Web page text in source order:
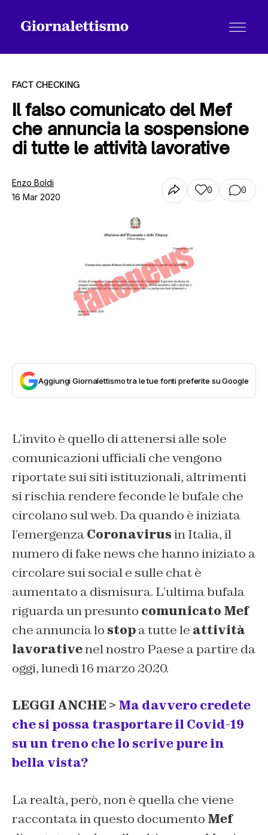
Tutti gli articoli
Chi siamo
FACT CHECKING
Il falso comunicato del Mef
che annuncia la sospensione
di tutte le attività lavorative
Enzo Boldi
16 Mar 2020
0 0
Aggiungi Giornalettismo tra le tue fonti preferite su Google
L’invito è quello di attenersi alle sole
comunicazioni ufficiali che vengono
riportate sui siti istituzionali, altrimenti
si rischia rendere feconde le bufale che
circolano sul web. Da quando è iniziata
l’emergenzaCoronavirusin Italia, il
numero di fake news che hanno iniziato a
circolare sui social e sulle chat è
aumentato a dismisura. L’ultima bufala
riguarda un presunto comunicato Mef
che annuncia lo stopa tutte le attività
lavorativenel nostro Paese a partire da
oggi, lunedì 16 marzo 2020.
LEGGI ANCHE > Ma davvero credete
che si possa trasportare il Covid-19
su un treno che lo scrive pure in
bella vista?
La realtà, però, non è quella che viene
raccontata in questo documento Mef